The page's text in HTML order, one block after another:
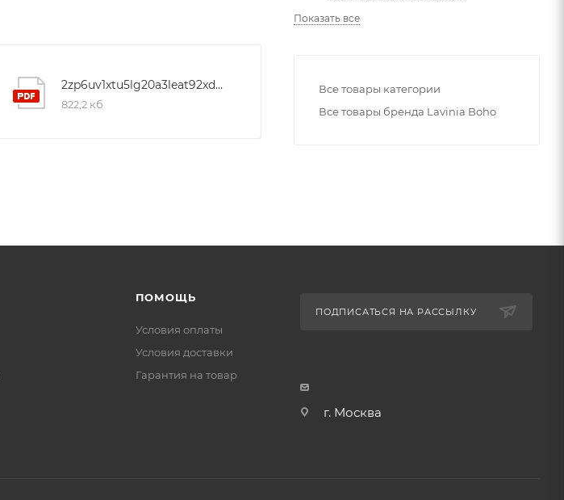
2zp6uv1xtu5lg20a3leat92xdrs0q5rw
822,2 кб
Показать все
Все товары категории
Все товары бренда Lavinia Boho
ПОМОЩЬ
Условия оплаты
Условия доставки
Гарантия на товар
ПОДПИСАТЬСЯ НА РАССЫЛКУ
г. Москва